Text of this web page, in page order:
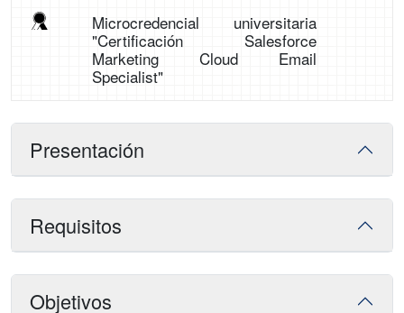
Microcredencial universitaria
"Certificación Salesforce
Marketing Cloud Email
Specialist"
Presentación
Requisitos
Objetivos